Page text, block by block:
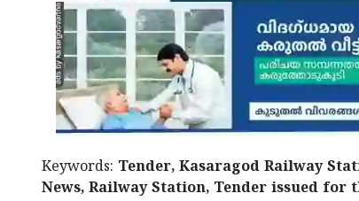
Keywords: Tender, Kasaragod Railway
News, Railway Station, Tender issued